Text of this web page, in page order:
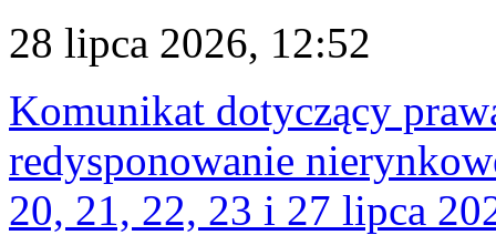
28 lipca 2026, 12:52
Komunikat dotyczący
redysponowanie
20, 21, 22, 23 i 27 lipca